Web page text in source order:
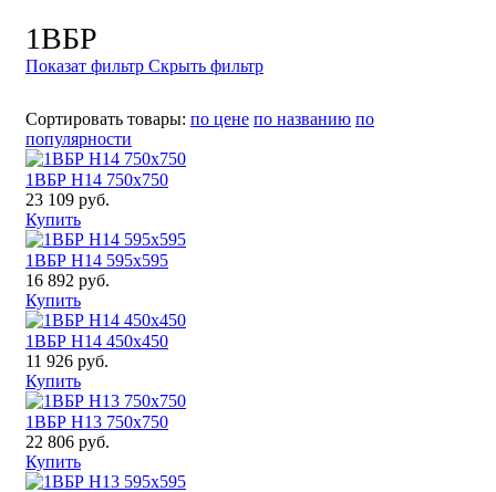
1ВБР
Показат фильтр Скрыть фильтр
Сортировать товары: по цене по названию по
популярности
1ВБР H14 750x750
23 109 руб.
Купить
1ВБР H14 595x595
16 892 руб.
Купить
1ВБР H14 450x450
11 926 руб.
Купить
1ВБР H13 750x750
22 806 руб.
Купить